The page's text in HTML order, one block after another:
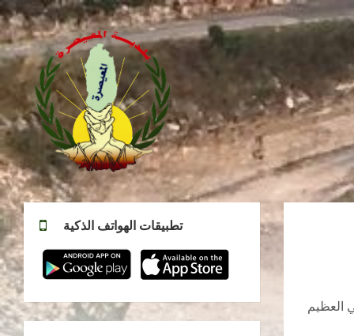
العظيم
تطبيقات الهواتف الذكية